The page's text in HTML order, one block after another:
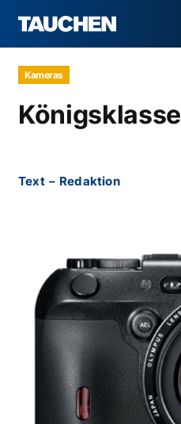
Kameras
Königsklasse
Text – Redaktion